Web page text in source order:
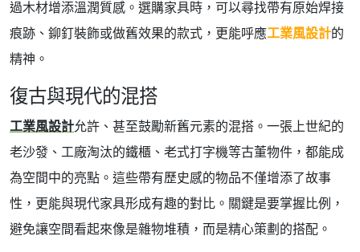
過木材增添溫潤質感。選購家具時，可以尋找帶有原始焊接
痕跡、鉚釘裝飾或做舊效果的款式，更能呼應工業風設計的
精神。
復古與現代的混搭
工業風設計允許、甚至鼓勵新舊元素的混搭。一張上世紀的
老沙發、工廠淘汰的鐵櫃、老式打字機等古董物件，都能成
為空間中的亮點。這些帶有歷史感的物品不僅增添了故事
性，更能與現代家具形成有趣的對比。關鍵是要掌握比例，
避免讓空間看起來像是雜物堆積，而是精心策劃的搭配。